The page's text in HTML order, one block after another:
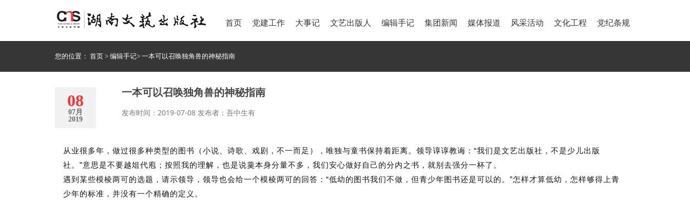
首页 党建工作 大事记 文艺出版人 编辑手记 集团新闻 媒体报道 风采活动 文化工程 党纪条规
您的位置： 首页 > 编辑手记> 一本可以召唤独角兽的神秘指南
08
07月
2019
一本可以召唤独角兽的神秘指南
发布时间：2019-07-08 发布者：吾中生有
从业很多年，做过很多种类型的图书（小说、诗歌、戏剧，不一而足），唯独与童书保持着距离。领导谆谆教诲： “我们是文艺出版社，不是少儿出版
社。 ”意思是不要越俎代庖；按照我的理解，也是说羹本身分量不多，我们安心做好自己的分内之书，就别去强分一杯了。
遇到某些模棱两可的选题，请示领导，领导也会给一个模棱两可的回答： “低幼的图书我们不做，但青少年图书还是可以的。 ”怎样才算低幼，怎样够得上青
少年的标准，并没有一个精确的定义。